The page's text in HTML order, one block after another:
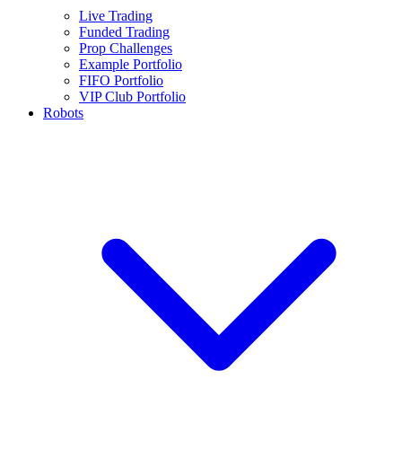
Live Trading
Funded Trading
Prop Challenges
Example Portfolio
FIFO Portfolio
VIP Club Portfolio
Robots